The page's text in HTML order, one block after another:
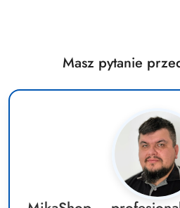
Masz pytanie